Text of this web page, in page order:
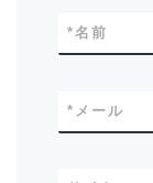
名前
*
メール
*